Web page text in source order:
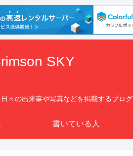
SKY
々の出来事や写真などを掲載するブログ
書いている人